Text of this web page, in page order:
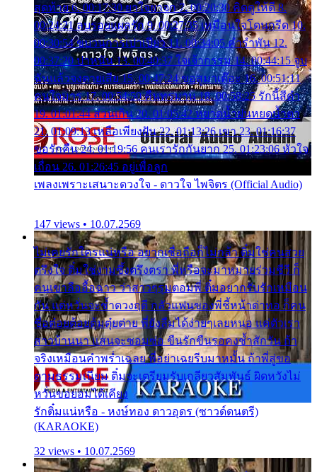
สุดท้าย 6. 00:17:30 ยาใจยาจก 7. 00:20:30 คิดดูให้ดี 8.
00:24:21 ลบรอยแผลรัก 9. 00:27:35 เหมือนใจโดนกรีด 10.
00:30:54 ขบวนการเปาเปียว 11. 00:34:05 คำรำพัน 12.
00:37:20 ปาหนัน 13. 00:40:37 ใจเจ้ากรรม 14. 00:44:15 จูบ
ฉันแล้วจงตายเสีย 15. 00:47:24 ขอสูมาเต๊อะ 16. 00:51:11
คนใจมาร 17. 00:54:50 คืนทรมาน 18. 00:58:25 รักนี้สีดำ
19. 01:01:44 ส่วนเกิน 20. 01:05:42 หยาดน้ำฝนหยดน้ำตา
21. 01:09:13 เหลือเพียงฝัน 22. 01:13:26 เขา 23. 01:16:37
ขอรักคืน 24. 01:19:56 คนเรารักกันยาก 25. 01:23:06 หัวใจ
เถื่อน 26. 01:26:45 อยู่เพื่อลูก
เพลงเพราะเสนาะดวงใจ - ดาวใจ ไพจิตร (Official Audio)
147 views • 10.07.2569
ไม่เคยรักใครแน่หรือ อยากเชื่อถือก็ไม่กล้า ติ๋มใช่คนสวย
ตรึงใจ ติ๋มใช่งามซึ้งตรึงตรา พี่หรือจะมาหมายร่วมชีวี ก็
คนเขาลืออื้อฉาว ว่าสาวๆรุมตอมพี่ ติ๋มอยากรับรักเหมือน
กัน แต่หวั่นจะช้ำดวงฤดี กลัวแฟนของพี่ชี้หน้าด่าทอ ก็คน
ชื่อต๋อยต้อยตุ้มตุ๋ยต่าย พี่ยังลืมได้ง่ายๆเลยหนอ แค่ตัวเรา
สาวบ้านนา แสนจะซอมซ่อ ขืนรักขืนรอคงช้ำสักวัน ถ้า
จริงเหมือนคำพร่ำเฉลย พี่อย่าเฉยรีบมาหมั้น ถ้าพี่สู่ขอ
ตามธรรมเนียม ติ๋มจะเตรียมรับเกลียวสัมพันธ์ ผิดหวังไม่
หวั่นขอยอมได้เคียง
รักติ๋มแน่หรือ - หงษ์ทอง ดาวอุดร (ซาวด์ดนตรี)
(KARAOKE)
32 views • 10.07.2569